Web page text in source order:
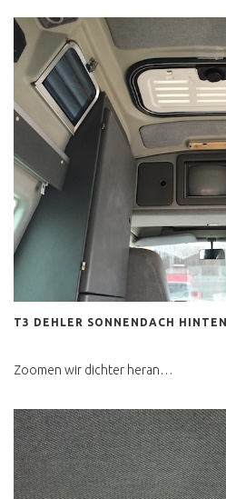
CO GASWARNER
SCHÄTZEISEN
KÜHLMITTELTEMPERATUR
ANZEIGE
T3 WERKSTATT CHECK
ERGEBNIS
BUSCHECKER
PROBEFAHRT T3
ATLANTIK KAUFPREIS
BERATUNG
WERTANLAGE
VW BUS T4
REALITÄT
VW BUS T4 INSTA HYPE
CALIFORNIA EXCLUSIV
WESTFALIA
SCHATZKISTE
T3 DEHLER SONNENDACH HINTEN
Zoomen wir dichter heran…